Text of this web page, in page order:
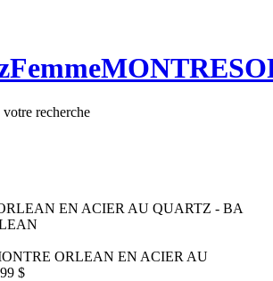
FemmeMONTRES
votre recherche
ORLEAN EN ACIER AU
$